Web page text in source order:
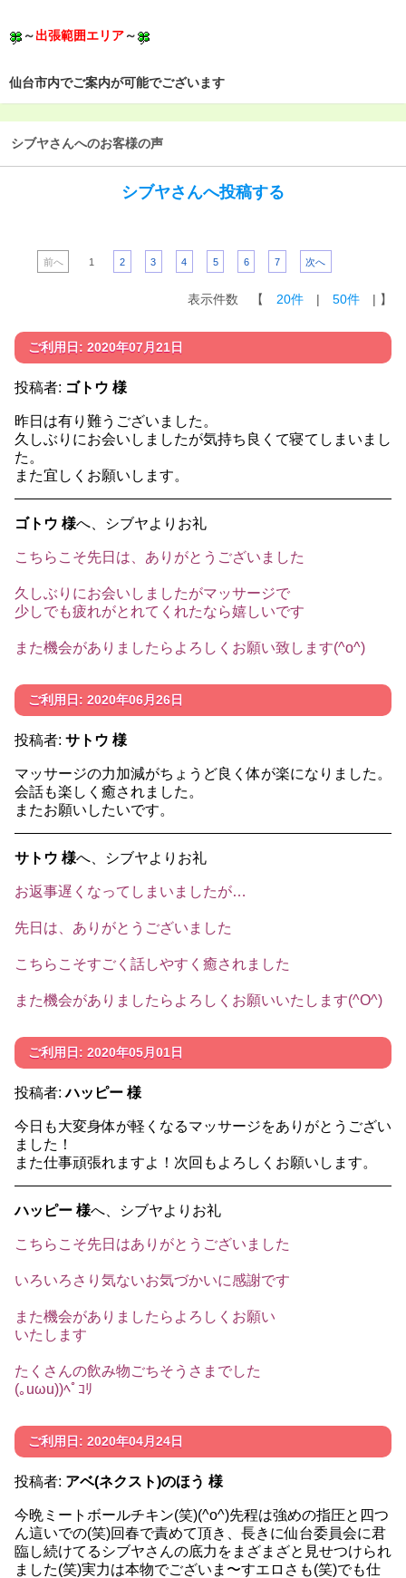
～ 出張範囲エリア ～
仙台市内でご案内が可能でございます
シブヤさんへのお客様の声
シブヤさんへ投稿する
前へ 1 2 3 4 5 6 7 次へ
表示件数 【 20件 | 50件 | 】
ご利用日: 2020年07月21日
投稿者: ゴトウ 様
昨日は有り難うございました。
久しぶりにお会いしましたが気持ち良くて寝てしまいまし
た。
また宜しくお願いします。
ゴトウ 様へ、シブヤよりお礼
こちらこそ先日は、ありがとうございました
久しぶりにお会いしましたがマッサージで
少しでも疲れがとれてくれたなら嬉しいです
また機会がありましたらよろしくお願い致します(^o^)
ご利用日: 2020年06月26日
投稿者: サトウ 様
マッサージの力加減がちょうど良く体が楽になりました。
会話も楽しく癒されました。
またお願いしたいです。
サトウ 様へ、シブヤよりお礼
お返事遅くなってしまいましたが…
先日は、ありがとうございました
こちらこそすごく話しやすく癒されました
また機会がありましたらよろしくお願いいたします(^O^)
ご利用日: 2020年05月01日
投稿者:ハッピー 様
今日も大変身体が軽くなるマッサージをありがとうござい
ました！
また仕事頑張れますよ！次回もよろしくお願いします。
ハッピー 様へ、シブヤよりお礼
こちらこそ先日はありがとうございました
いろいろさり気ないお気づかいに感謝です
また機会がありましたらよろしくお願い
いたします
たくさんの飲み物ごちそうさまでした
(｡uωu))ﾍﾟｺﾘ
ご利用日: 2020年04月24日
投稿者: アベ(ネクスト)のほう 様
今晩ミートボールチキン(笑)(^o^)先程は強めの指圧と四つ
ん這いでの(笑)回春で責めて頂き、長きに仙台委員会に君
臨し続けてるシブヤさんの底力をまざまざと見せつけられ
ました(笑)実力は本物でございま〜すエロさも(笑)でも仕